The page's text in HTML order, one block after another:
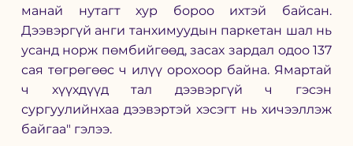
манай нутагт хур бороо ихтэй байсан.
Дээвэргүй анги танхимуудын паркетан шал нь
усанд норж пөмбийгөөд, засах зардал одоо 137
сая төгрөгөөс ч илүү орохоор байна. Ямартай
ч хүүхдүүд тал дээвэргүй ч гэсэн
сургуулийнхаа дээвэртэй хэсэгт нь хичээллэж
байгаа" гэлээ.